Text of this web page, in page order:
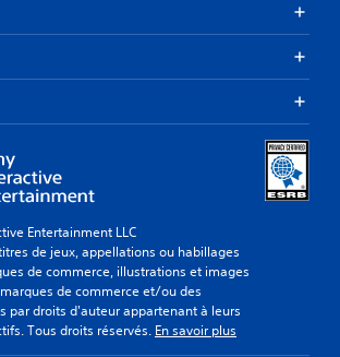
Entertainment LLC
de jeux, appellations ou habillages
de commerce, illustrations et images
de commerce et/ou des
par droits d'auteur appartenant à leurs
Tous droits réservés. En savoir plus